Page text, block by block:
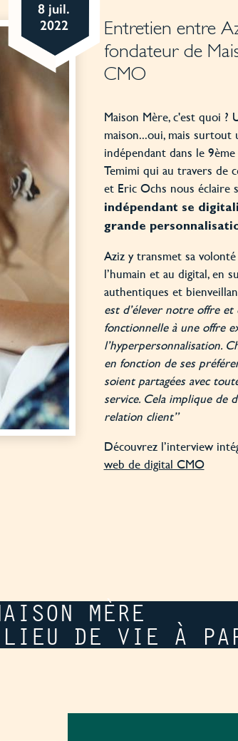
8 juil.
2022
Entretien entre
fondateur de
CMO
Maison Mère, c'est quoi ?
maison...oui, mais
indépendant dans le
Temimi qui au travers de
et Eric Ochs nous éclaire
indépendant se
grande
Aziz y transmet sa
l’humain et au digital, en
authentiques et
est d’élever notre offre et
fonctionnelle à une offre
l’hyperpersonnalisation.
en fonction de ses
soient partagées avec
service. Cela implique de
relation client”
Découvrez l’interview
web de digital CMO
MÈRE
DE VIE À